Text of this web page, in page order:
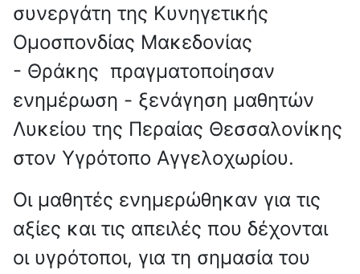
συνεργάτη της Κυνηγετικής
Ομοσπονδίας Μακεδονίας
- Θράκης πραγματοποίησαν
ενημέρωση - ξενάγηση μαθητών
Λυκείου της Περαίας Θεσσαλονίκης
στον Υγρότοπο Αγγελοχωρίου.
Οι μαθητές ενημερώθηκαν για τις
αξίες και τις απειλές που δέχονται
οι υγρότοποι, για τη σημασία του